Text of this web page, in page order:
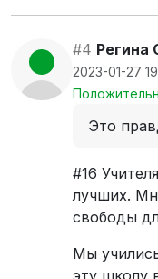
#4 Регина
2023-01-27
Это
#16
лучших.
свободы
Мы
эту школу